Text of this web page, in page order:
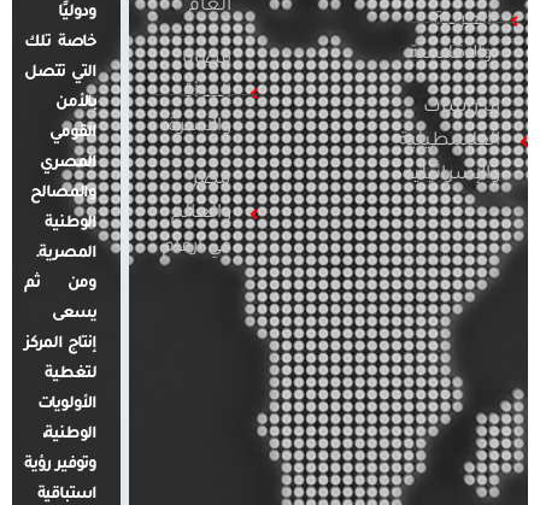
العربية
والإقليمية
الدراسات
الفلسطينية
والإسرائيلية
العام
قضايا
المرأة
والأسرة
مصر
والعالم
في أرقام
ودوليًا
خاصة تلك
التي تتصل
بالأمن
القومي
المصري
والمصالح
الوطنية
المصرية.
ومن ثم
يسعى
إنتاج المركز
لتغطية
الأولويات
الوطنية،
وتوفير رؤية
استباقية